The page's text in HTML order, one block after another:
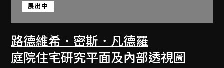
路德維希．密斯．凡德羅
展出中
庭院住宅研究平面及內部透視圖